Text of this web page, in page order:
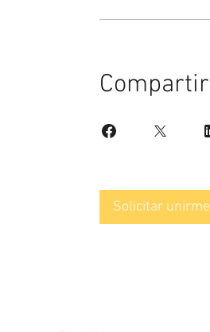
Compartir
Solicitar unirme